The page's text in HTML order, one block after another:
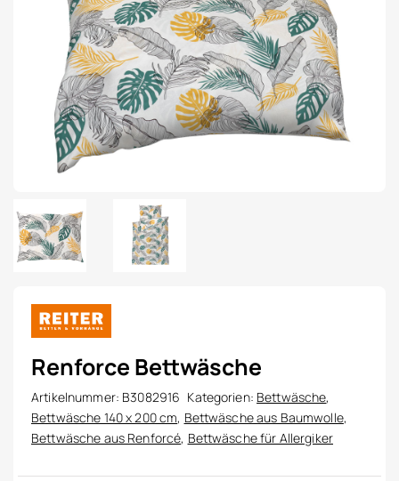
Renforce Bettwäsche
Artikelnummer: B3082916 Kategorien: Bettwäsche,
Bettwäsche 140 x 200 cm, Bettwäsche aus Baumwolle,
Bettwäsche aus Renforcé, Bettwäsche für Allergiker